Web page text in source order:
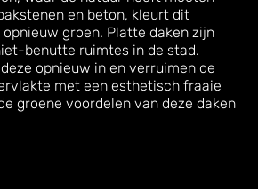
en beton, kleurt dit
opnieuw groen. Platte daken zijn
benutte ruimtes in de stad.
opnieuw in en verruimen de
met een esthetisch fraaie
groene voordelen van deze daken